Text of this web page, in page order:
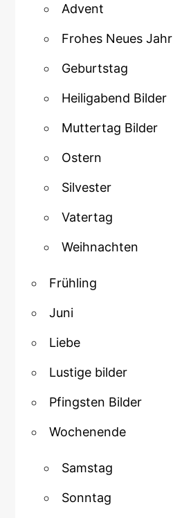
Advent
Frohes Neues Jahr
Geburtstag
Heiligabend Bilder
Muttertag Bilder
Ostern
Silvester
Vatertag
Weihnachten
Frühling
Juni
Liebe
Lustige bilder
Pfingsten Bilder
Wochenende
Samstag
Sonntag